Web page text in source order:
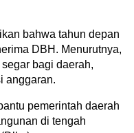
bahwa tahun depan
DBH. Menurutnya,
bagi daerah,
anggaran.
pemerintah daerah
di tengah